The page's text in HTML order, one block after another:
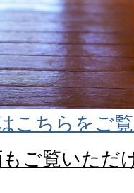
こちらをご
ご覧いただ